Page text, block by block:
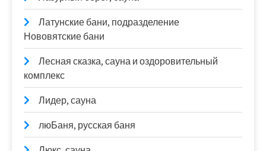
Латунские бани, подразделение
Нововятские бани
Лесная сказка, сауна и оздоровительный
комплекс
Лидер, сауна
люБаня, русская баня